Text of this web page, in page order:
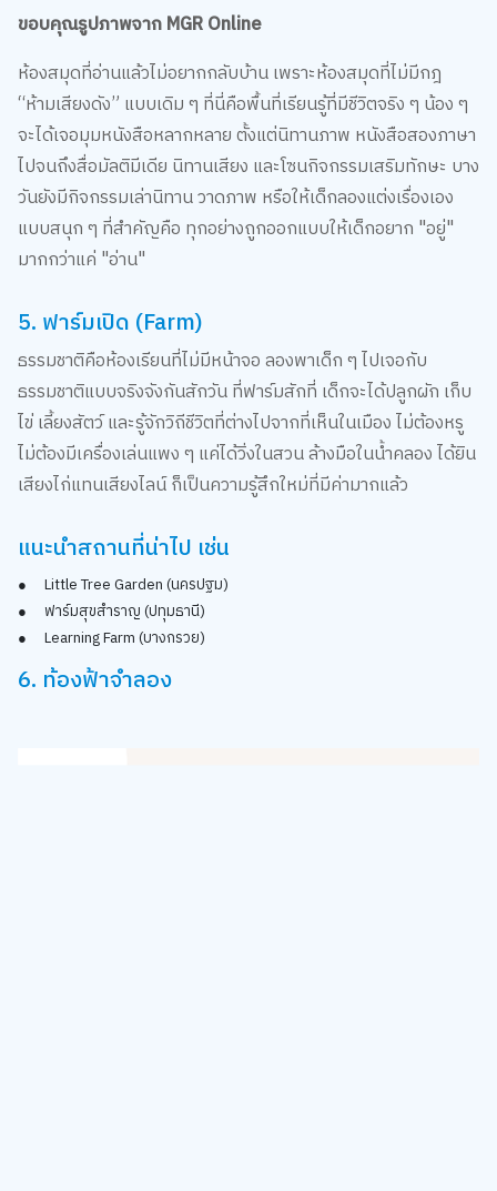
ขอบคุณรูปภาพจาก MGR Online
ห้องสมุดที่อ่านแล้วไม่อยากกลับบ้าน เพราะห้องสมุดที่ไม่มีกฎ
“ห้ามเสียงดัง” แบบเดิม ๆ ที่นี่คือพื้นที่เรียนรู้ที่มีชีวิตจริง ๆ น้อง ๆ
จะได้เจอมุมหนังสือหลากหลาย ตั้งแต่นิทานภาพ หนังสือสองภาษา
ไปจนถึงสื่อมัลติมีเดีย นิทานเสียง และโซนกิจกรรมเสริมทักษะ บาง
วันยังมีกิจกรรมเล่านิทาน วาดภาพ หรือให้เด็กลองแต่งเรื่องเอง
แบบสนุก ๆ ที่สำคัญคือ ทุกอย่างถูกออกแบบให้เด็กอยาก "อยู่"
มากกว่าแค่ "อ่าน"
5. ฟาร์มเปิด (Farm)
ธรรมชาติคือห้องเรียนที่ไม่มีหน้าจอ ลองพาเด็ก ๆ ไปเจอกับ
ธรรมชาติแบบจริงจังกันสักวัน ที่ฟาร์มสักที่ เด็กจะได้ปลูกผัก เก็บ
ไข่ เลี้ยงสัตว์ และรู้จักวิถีชีวิตที่ต่างไปจากที่เห็นในเมือง ไม่ต้องหรู
ไม่ต้องมีเครื่องเล่นแพง ๆ แค่ได้วิ่งในสวน ล้างมือในน้ำคลอง ได้ยิน
เสียงไก่แทนเสียงไลน์ ก็เป็นความรู้สึกใหม่ที่มีค่ามากแล้ว
แนะนำสถานที่น่าไป เช่น
●
ฟาร์มสุขสำราญ (ปทุมธานี)
●
Learning Farm (บางกรวย)
6. ท้องฟ้าจำลอง